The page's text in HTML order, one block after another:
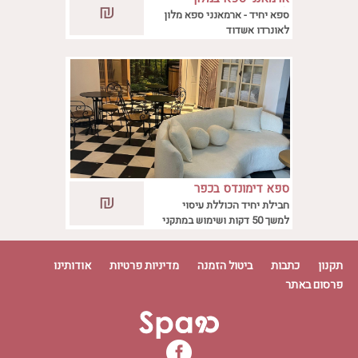
המציע לכם ליהנות מחווית פינוק מושלמת –
ארמאנני ספא.
₪
לאונרדו אשדוד
ספא יחיד - ארמאנני ספא מלון
לאונרדו אשדוד
ספא דימונדס מזמין אתכם לתת לעצמכם לקחת
כמה רגעים של שלווה נפשית וגופנית ולינות
מחווית ספא בלתי נשכחת
₪
ספא דימונדס בכפר
שמריהו
חבילת יחיד הכוללת עיסוי
למשך 50 דקות ושימוש במתקני
תקנון כתבות ביטול הזמנה מדיניות פרטיות
אודותינו
פרסום באתר